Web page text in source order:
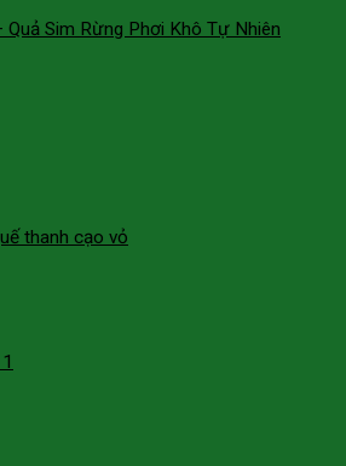
Quả Sim Rừng Phơi Khô Tự Nhiên